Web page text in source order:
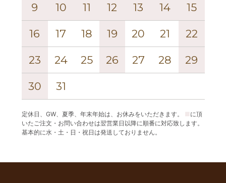
9 10 11 12 13 14 15
16 17 18 19 20 21 22
23 24 25 26 27 28 29
30 31
定休日、GW、夏季、年末年始は、お休みをいただきます。
に頂
いたご注文・お問い合わせは翌営業日以降に順番に対応致します。
基本的に水・土・日・祝日は発送しておりません。